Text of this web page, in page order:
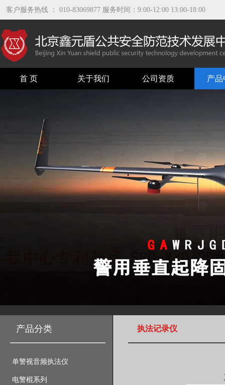
客户服务热线 ： 010-83069877 服务时间：9:00-12:00 13:00-18:00
首 页 关于我们 公司资质 产品
产品分类
单警视音频执法仪
电警棍系列
执法记录仪